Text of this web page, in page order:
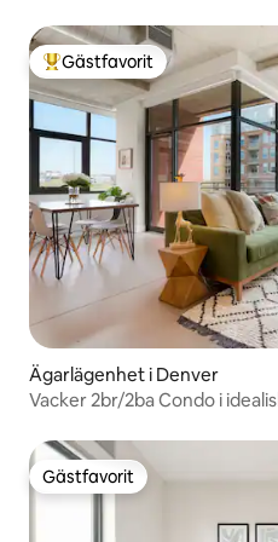
Populär gästfavorit
Gästfavorit
Ägarlägenhet i Denver
Vacker 2br/2ba Condo i
Gästfavorit
Gästfavorit